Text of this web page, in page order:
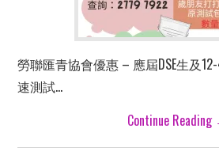
勞聯匯青協會優惠 – 應屆DSE生及
速測試…
Continue Reading